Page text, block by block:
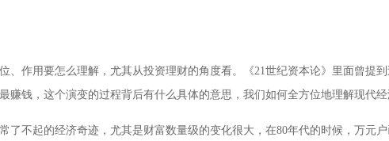
、作用要怎么理解，尤其从投资理财的角度看。《21世纪资本论》里面曾提
赚钱，这个演变的过程背后有什么具体的意思，我们如何全方位地理解现代经
了不起的经济奇迹，尤其是财富数量级的变化很大，在80年代的时候，万元